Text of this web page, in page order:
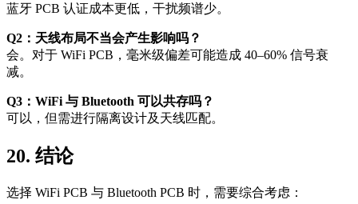
蓝牙 PCB 认证成本更低，干扰频谱少。
Q2：天线布局不当会产生影响吗？
会。对于 WiFi PCB，毫米级偏差可能造成 40–60% 信号衰
减。
Q3：WiFi 与 Bluetooth 可以共存吗？
可以，但需进行隔离设计及天线匹配。
20. 结论
选择 WiFi PCB 与 Bluetooth PCB 时，需要综合考虑：